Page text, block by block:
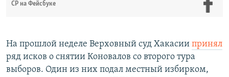
СР на Фейсбуке
На прошлой неделе Верховный суд Хакасии принял
ряд исков о снятии Коновалов со второго тура
выборов. Один из них подал местный избирком,